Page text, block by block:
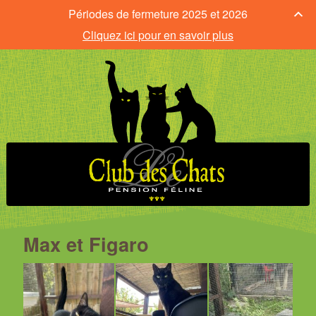
Max et Figaro
Périodes de fermeture 2025 et 2026
Cliquez ici pour en savoir plus